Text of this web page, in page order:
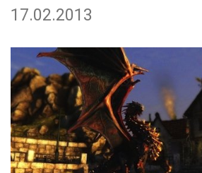
17.02.2013